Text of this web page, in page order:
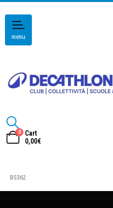
menu
0
Cart
0,00€
BS362